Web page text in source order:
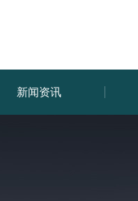
新闻资讯